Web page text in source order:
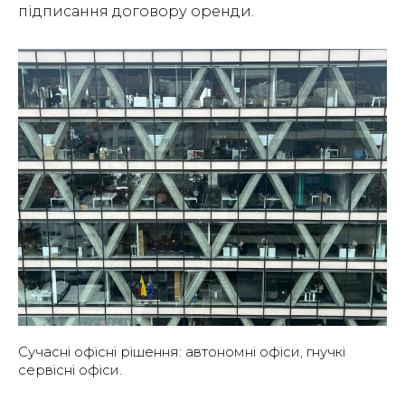
підписання договору оренди.
Сучасні офісні рішення: автономні офіси, гнучкі
сервісні офіси.